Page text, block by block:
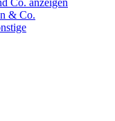
Co. anzeigen
& Co.